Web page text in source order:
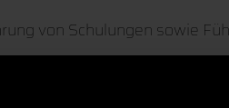
von Schulungen sowie